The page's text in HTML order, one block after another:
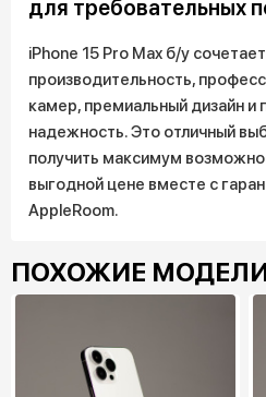
для требовательных
iPhone 15 Pro Max б/у
производительность,
камер, премиальный дизайн и
надежность. Это отличный
получить максимум
выгодной цене вместе с
AppleRoom.
ПОХОЖИЕ